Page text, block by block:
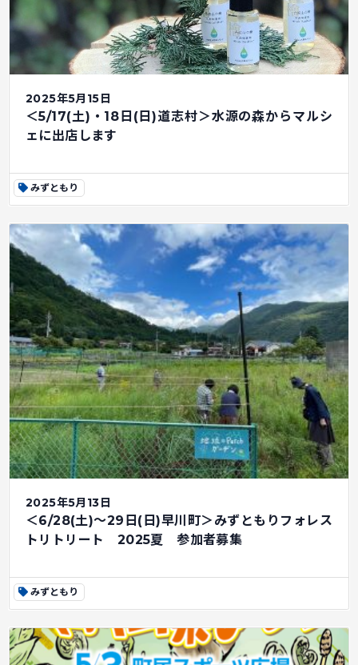
2025年5月15日
＜5/17(土)・18日(日)道志村＞水源の森からマルシ
ェに出店します
みずともり
2025年5月13日
＜6/28(土)～29日(日)早川町＞みずともりフォレス
トリトリート 2025夏 参加者募集
みずともり